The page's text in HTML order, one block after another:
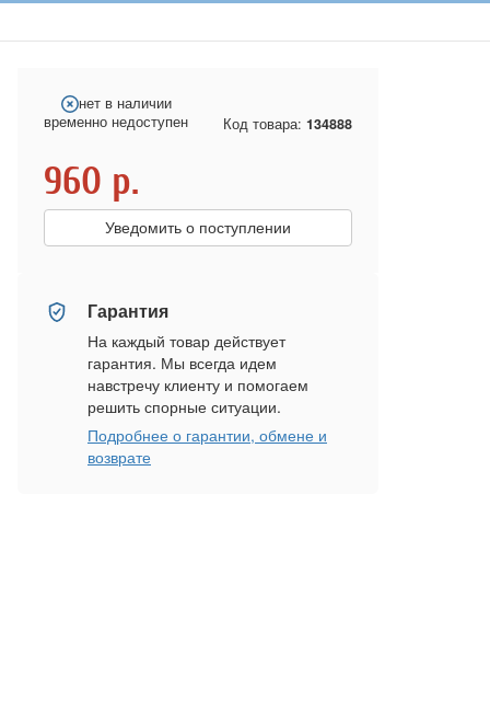
нет в наличии
временно недоступен
Код товара: 134888
960 р.
Уведомить о поступлении
Гарантия
На каждый товар действует
гарантия. Мы всегда идем
навстречу клиенту и помогаем
решить спорные ситуации.
Подробнее о гарантии, обмене и
возврате